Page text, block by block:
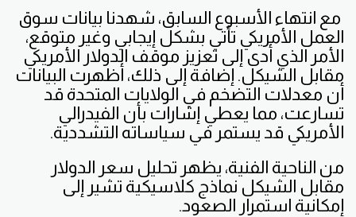
مع انتهاء الأسبوع السابق، شهدنا بيانات سوق
العمل الأمريكي تأتي بشكل إيجابي وغير متوقع،
الأمر الذي أدى إلى تعزيز موقف الدولار الأمريكي
مقابل الشيكل. إضافة إلى ذلك، أظهرت البيانات
أن معدلات التضخم في الولايات المتحدة قد
تسارعت، مما يعطي إشارات بأن الفيدرالي
الأمريكي قد يستمر في سياساته التشددية.
من الناحية الفنية، يظهر تحليل سعر الدولار
مقابل الشيكل نماذج كلاسيكية تشير إلى
إمكانية استمرار الصعود.